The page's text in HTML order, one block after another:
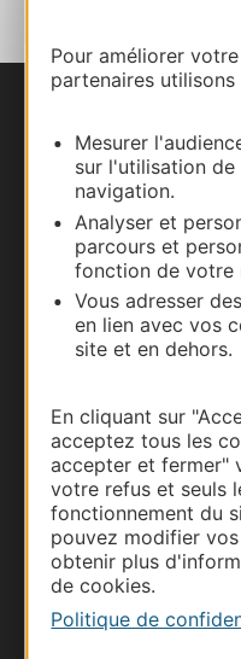
Pour améliorer
partenaires
Mesurer
sur l'utilisation
navigation.
Analyser et
parcours et
fonction de votre
Vous adresser
en lien avec vos
site et en dehors.
En cliquant sur
acceptez tous les
accepter et fermer"
votre refus et seuls
fonctionnement du
pouvez modifier
obtenir plus
de cookies.
Politique de
Carte
Documentation
Thermalisme
Business/Mice
Pros d'Occitanie
Site presse et